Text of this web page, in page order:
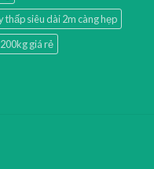
thấp siêu dài 2m càng hẹp
giá rẻ